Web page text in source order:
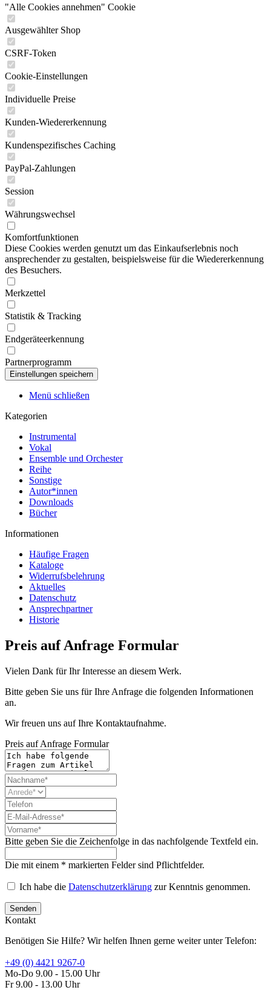
"Alle Cookies annehmen" Cookie
Ausgewählter Shop
CSRF-Token
Cookie-Einstellungen
Individuelle Preise
Kunden-Wiedererkennung
Kundenspezifisches Caching
PayPal-Zahlungen
Session
Währungswechsel
Komfortfunktionen
Diese Cookies werden genutzt um das Einkaufserlebnis noch
ansprechender zu gestalten, beispielsweise für die Wiedererkennung
des Besuchers.
Merkzettel
Statistik & Tracking
Endgeräteerkennung
Partnerprogramm
Menü schließen
Kategorien
Instrumental
Vokal
Ensemble und Orchester
Reihe
Sonstige
Autor*innen
Downloads
Bücher
Informationen
Häufige Fragen
Kataloge
Widerrufsbelehrung
Aktuelles
Datenschutz
Ansprechpartner
Historie
Preis auf Anfrage Formular
Vielen Dank für Ihr Interesse an diesem Werk.
Bitte geben Sie uns für Ihre Anfrage die folgenden Informationen
an.
Wir freuen uns auf Ihre Kontaktaufnahme.
Preis auf Anfrage Formular
Bitte geben Sie die Zeichenfolge in das nachfolgende Textfeld ein.
Die mit einem * markierten Felder sind Pflichtfelder.
Ich habe die Datenschutzerklärung zur Kenntnis genommen.
Senden
Kontakt
Benötigen Sie Hilfe? Wir helfen Ihnen gerne weiter unter Telefon:
+49 (0) 4421 9267-0
Mo-Do 9.00 - 15.00 Uhr
Fr 9.00 - 13.00 Uhr